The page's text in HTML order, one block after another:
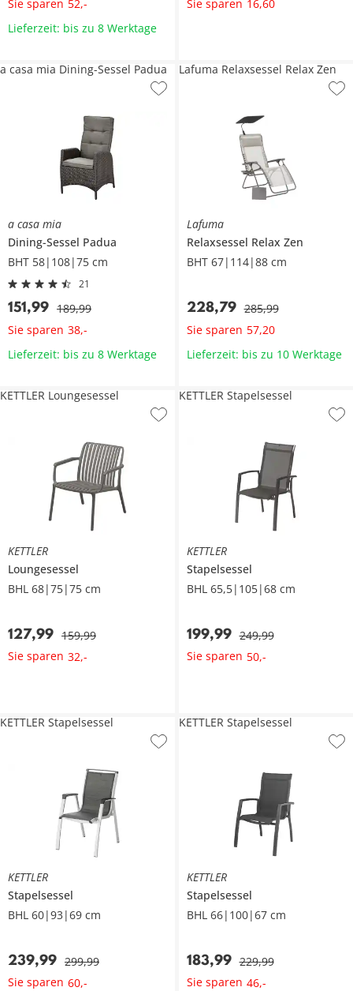
Sie sparen 52,-
Lieferzeit: bis zu 8 Werktage
Sie sparen 16,60
a casa mia
Dining-Sessel Padua
BHT 58|108|75 cm
21
151,99 189,99
Sie sparen 38,-
a casa mia Dining-Sessel Padua
Lieferzeit: bis zu 8 Werktage
Lafuma
Relaxsessel Relax Zen
BHT 67|114|88 cm
228,79 285,99
Sie sparen 57,20
Lafuma Relaxsessel Relax Zen
Lieferzeit: bis zu 10 Werktage
KETTLER
Loungesessel
BHL 68|75|75 cm
127,99 159,99
Sie sparen 32,-
KETTLER Loungesessel
KETTLER
Stapelsessel
BHL 65,5|105|68 cm
199,99 249,99
Sie sparen 50,-
KETTLER Stapelsessel
KETTLER
Stapelsessel
BHL 60|93|69 cm
239,99 299,99
Sie sparen 60,-
KETTLER Stapelsessel
KETTLER
Stapelsessel
BHL 66|100|67 cm
183,99 229,99
Sie sparen 46,-
KETTLER Stapelsessel